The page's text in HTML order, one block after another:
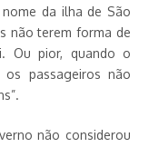
da ilha de São
não terem forma de
Ou pior, quando o
os passageiros não
não considerou